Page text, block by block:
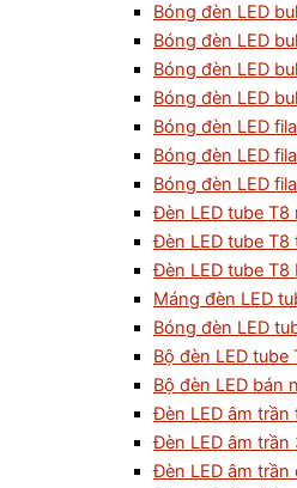
Bóng đèn LED
Bóng đèn LED
Bóng đèn LED
Bóng đèn LED
Bóng đèn LED
Bóng đèn LED
Bóng đèn LED
Đèn LED tube T8
Đèn LED tube T8
Đèn LED tube T8
Máng đèn LED
Bóng đèn LED
Bộ đèn LED tube
Bộ đèn LED bán
Đèn LED âm
Đèn LED âm
Đèn LED âm trần